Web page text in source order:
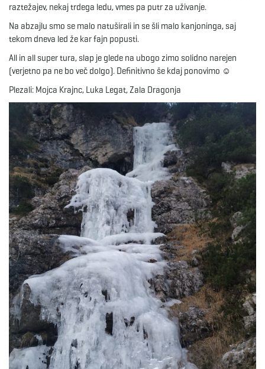
a
v
i
g
raztežajev, nekaj trdega ledu, vmes pa putr za uživanje.
Na abzajlu smo se malo natuširali in se šli malo kanjoninga, saj
tekom dneva led že kar fajn popusti.
All in all super tura, slap je glede na ubogo zimo solidno narejen
(verjetno pa ne bo več dolgo). Definitivno še kdaj ponovimo ☺
Plezali: Mojca Krajnc, Luka Legat, Zala Dragonja